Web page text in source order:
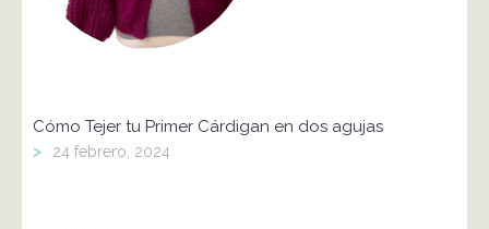
Cómo Tejer tu Primer Cárdigan en dos agujas
> 24 febrero, 2024